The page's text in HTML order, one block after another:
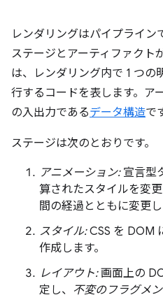
レンダリングはパイプライン
ステージとアーティファクト
は、レンダリング内で 1 つの
行するコードを表します。ア
の入出力であるデータ構造で
ステージは次のとおりです。
アニメーション:宣言型
算されたスタイルを変更
間の経過とともに変更し
スタイル:CSS を DOM
作成します。
レイアウト:画面上の
定し、 不変のフラグメ